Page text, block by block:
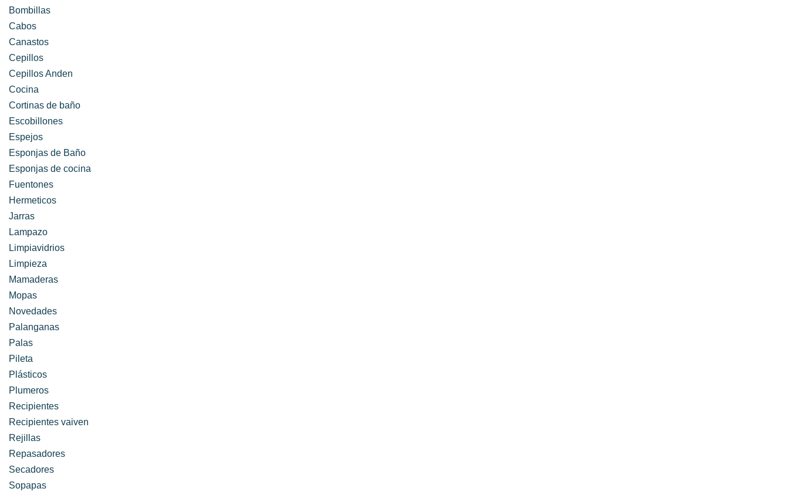
Bombillas
Cabos
Canastos
Cepillos
Cepillos Anden
Cocina
Cortinas de baño
Escobillones
Espejos
Esponjas de Baño
Esponjas de cocina
Fuentones
Hermeticos
Jarras
Lampazo
Limpiavidrios
Limpieza
Mamaderas
Mopas
Novedades
Palanganas
Palas
Pileta
Plásticos
Plumeros
Recipientes
Recipientes vaiven
Rejillas
Repasadores
Secadores
Sopapas